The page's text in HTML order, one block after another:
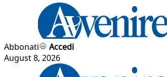
Abbonati
Accedi
August 8, 2026